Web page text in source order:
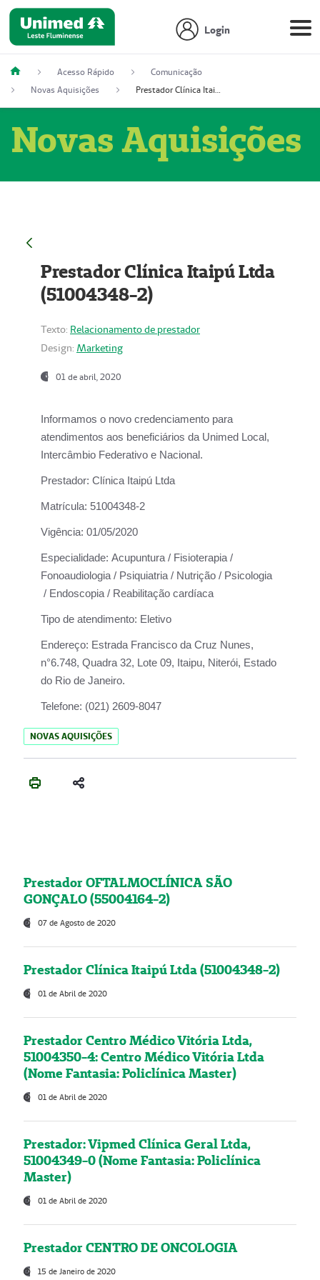
Login
Acesso Rápido
Comunicação
Novas Aquisições
Prestador Clínica Itaipú Ltda (51004348-2)
Novas Aquisições
Prestador Clínica Itaipú Ltda
(51004348-2)
Texto: Relacionamento de prestador
Design: Marketing
01 de abril, 2020
Informamos o novo credenciamento para
atendimentos aos beneficiários da Unimed Local,
Intercâmbio Federativo e Nacional.
Prestador: Clínica Itaipú Ltda
Matrícula: 51004348-2
Vigência: 01/05/2020
Especialidade: Acupuntura / Fisioterapia /
Fonoaudiologia / Psiquiatria / Nutrição / Psicologia
/ Endoscopia / Reabilitação cardíaca
Tipo de atendimento: Eletivo
Endereço: Estrada Francisco da Cruz Nunes,
n°6.748, Quadra 32, Lote 09, Itaipu, Niterói, Estado
do Rio de Janeiro.
Telefone: (021) 2609-8047
NOVAS AQUISIÇÕES
Prestador OFTALMOCLÍNICA SÃO
GONÇALO (55004164-2)
07 de Agosto de 2020
Prestador Clínica Itaipú Ltda (51004348-2)
01 de Abril de 2020
Prestador Centro Médico Vitória Ltda,
51004350-4: Centro Médico Vitória Ltda
(Nome Fantasia: Policlínica Master)
01 de Abril de 2020
Prestador: Vipmed Clínica Geral Ltda,
51004349-0 (Nome Fantasia: Policlínica
Master)
01 de Abril de 2020
Prestador CENTRO DE ONCOLOGIA
15 de Janeiro de 2020